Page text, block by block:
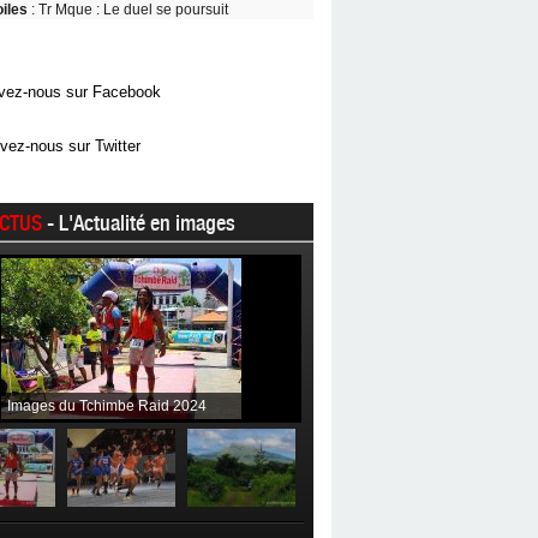
: Tr Mque : Le duel se poursuit
nous sur Facebook
nous sur Twitter
- L'Actualité en images
Images du Tchimbe Raid 2024